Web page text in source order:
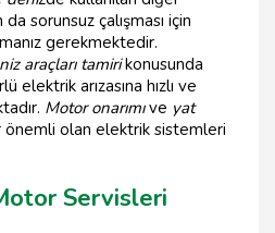
da sorunsuz çalışması için
gerekmektedir.
araçları tamirikonusunda
elektrik arızasına hızlı ve
Motor onarımıve yat
olan elektrik sistemleri
Servisleri